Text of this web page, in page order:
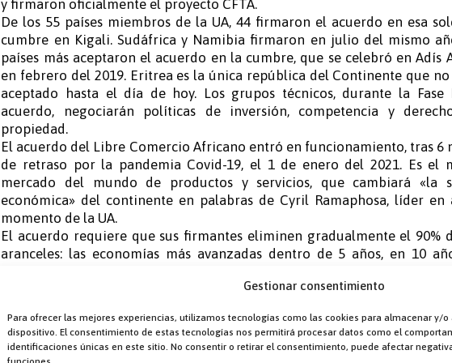
Gestionar consentimiento
Para ofrecer las mejores experiencias, utilizamos tecnologías como las cookies para almacenar y/
dispositivo. El consentimiento de estas tecnologías nos permitirá procesar datos como el
identificaciones únicas en este sitio. No consentir o retirar el consentimiento, puede afectar
y firmaron oficialmente el proyecto CFTA.
De los 55 países miembros de la UA, 44 firmaron el acuerdo en esa
cumbre en Kigali. Sudáfrica y Namibia firmaron en julio del mismo
países más aceptaron el acuerdo en la cumbre, que se celebró en Adís
en febrero del 2019. Eritrea es la única república del Continente que
aceptado hasta el día de hoy. Los grupos técnicos, durante la Fase
acuerdo, negociarán políticas de inversión, competencia y
propiedad.
El acuerdo del Libre Comercio Africano entró en funcionamiento, tras 6
de retraso por la pandemia Covid-19, el 1 de enero del 2021. Es el
mercado del mundo de productos y servicios, que cambiará «la
económica» del continente en palabras de Cyril Ramaphosa, líder en
momento de la UA.
El acuerdo requiere que sus firmantes eliminen gradualmente el 90%
aranceles: las economías más avanzadas dentro de 5 años, en 10
largo. La comisión económica para África de la ONU espera que el
mismo año 2022.
Nuevos grupos de técnicos comenzaron ya la creación de nuevas